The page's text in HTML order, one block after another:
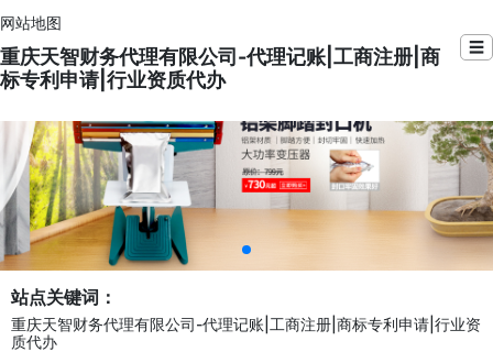
网站地图
重庆天智财务代理有限公司-代理记账|工商注册|商
标专利申请|行业资质代办
☰
站点关键词：
重庆天智财务代理有限公司-代理记账|工商注册|商标专利申请|行业资
质代办